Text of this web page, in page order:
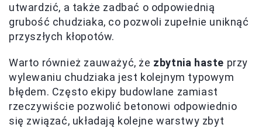
utwardzić, a także zadbać o odpowiednią
grubość chudziaka, co pozwoli zupełnie uniknąć
przyszłych kłopotów.
Warto również zauważyć, że zbytnia haste przy
wylewaniu chudziaka jest kolejnym typowym
błędem. Często ekipy budowlane zamiast
rzeczywiście pozwolić betonowi odpowiednio
się związać, układają kolejne warstwy zbyt